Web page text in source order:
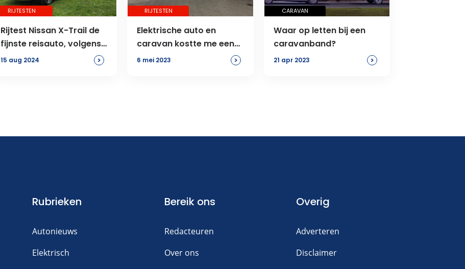
RIJTESTEN
Rijtest Nissan X-Trail de
fijnste reisauto, volgens
mijn vrouw
15 aug 2024 >
RIJTESTEN
Elektrische auto en
caravan kostte me een
dakraam
6 mei 2023 >
CARAVAN
Waar op letten bij een
caravanband?
21 apr 2023 >
Rubrieken
Autonieuws
Elektrisch
Bereik ons
Redacteuren
Over ons
Overig
Adverteren
Disclaimer